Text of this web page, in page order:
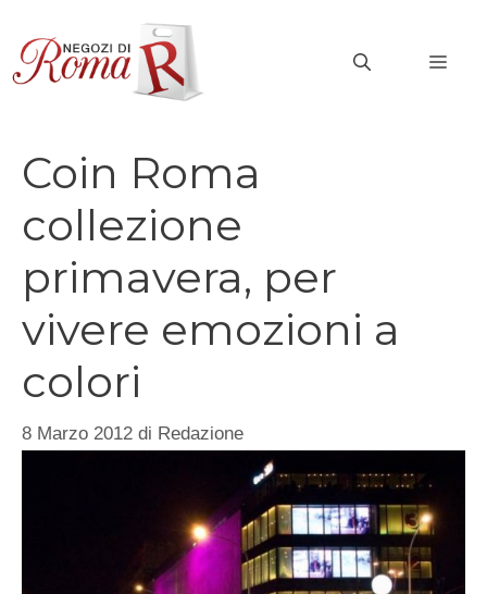
contenuto
Coin Roma
collezione
primavera, per
vivere emozioni a
colori
8 Marzo 2012 di Redazione